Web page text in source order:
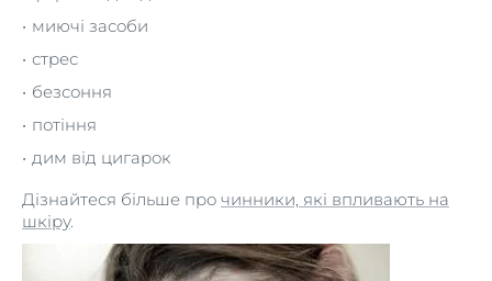
миючі засоби
стрес
безсоння
потіння
дим від цигарок
Дізнайтеся більше про чинники, які впливають на
шкіру.